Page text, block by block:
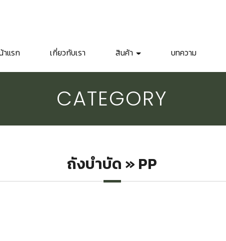
าแรก เกี่ยวกับเรา สินค้า บทความ
CATEGORY
ถังบำบัด » PP